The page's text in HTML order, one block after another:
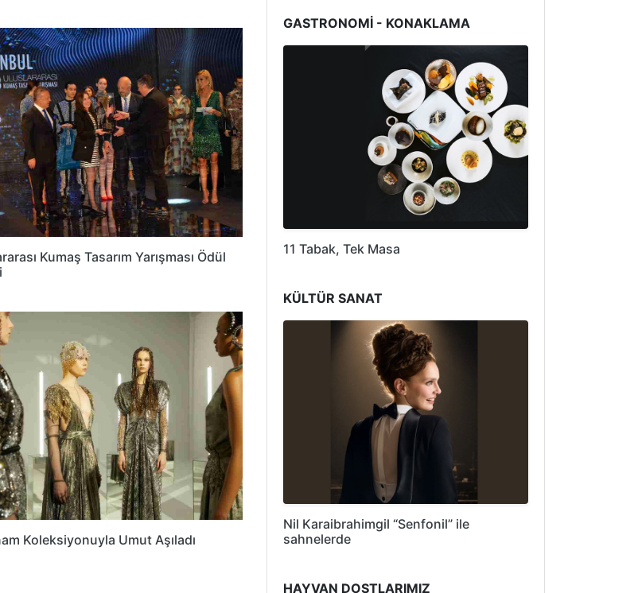
Kumaş Tasarım Yarışması Ödül
Koleksiyonuyla Umut Aşıladı
GASTRONOMİ - KONAKLAMA
11 Tabak, Tek Masa
KÜLTÜR SANAT
Nil Karaibrahimgil “Senfonil” ile
sahnelerde
HAYVAN DOSTLARIMIZ